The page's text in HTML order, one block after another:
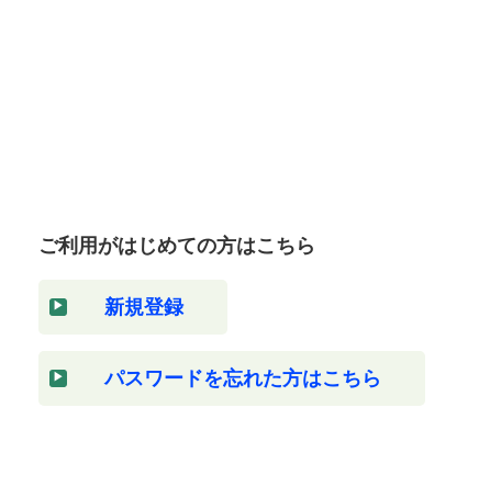
ご利用がはじめての方はこちら
新規登録
パスワードを忘れた方はこちら